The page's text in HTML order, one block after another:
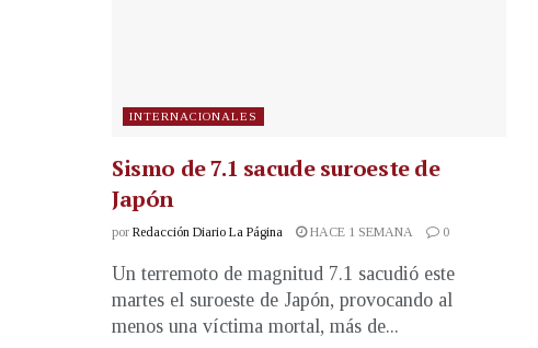
INTERNACIONALES
Sismo de 7.1 sacude suroeste de
Japón
por Redacción Diario La Página HACE 1 SEMANA 0
Un terremoto de magnitud 7.1 sacudió este
martes el suroeste de Japón, provocando al
menos una víctima mortal, más de...